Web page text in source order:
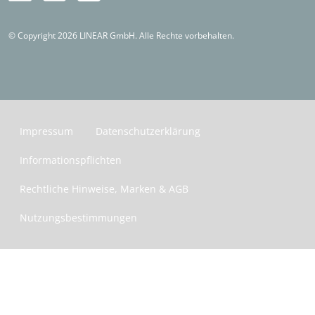
© Copyright 2026 LINEAR GmbH. Alle Rechte vorbehalten.
Impressum Datenschutzerklärung
Informationspflichten
Rechtliche Hinweise, Marken & AGB
Nutzungsbestimmungen